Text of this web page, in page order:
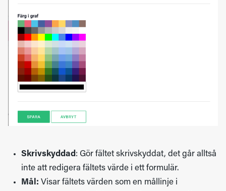
Skrivskyddad : Gör fältet skrivskyddat, det går alltså
inte att redigera fältets värde i ett formulär.
Mål: Visar fältets värden som en mållinje i